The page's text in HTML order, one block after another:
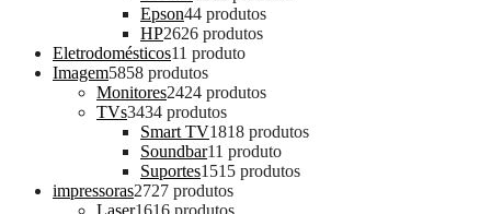
Epson44 produtos
HP2626 produtos
Eletrodomésticos11 produto
Imagem5858 produtos
Monitores2424 produtos
TVs3434 produtos
Smart TV1818 produtos
Soundbar11 produto
Suportes1515 produtos
impressoras2727 produtos
Laser1616 produtos